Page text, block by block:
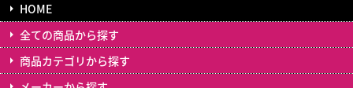
HOME
全ての商品から探す
商品カテゴリから探す